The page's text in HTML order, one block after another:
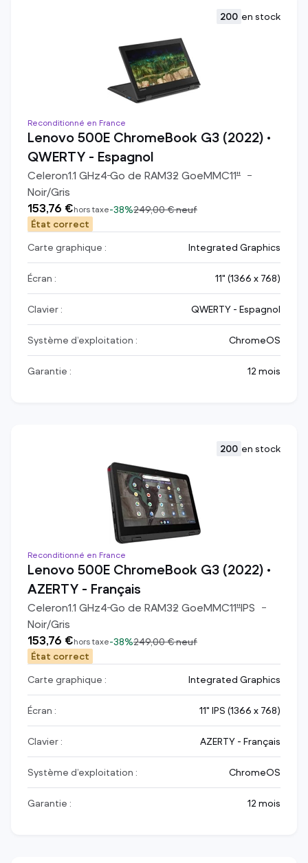
200 en stock
Reconditionné en France
Lenovo 500E ChromeBook G3 (2022) •
QWERTY - Espagnol
Celeron1.1 GHz4Go de RAM32 GoeMMC11"
Noir/Gris
153,76 €hors taxe-38%249,00 €neuf
État correct
Carte graphique :
Integrated Graphics
Écran : 11" (1366 x 768)
Clavier : QWERTY - Espagnol
Système d’exploitation : ChromeOS
Garantie : 12 mois
200 en stock
Reconditionné en France
Lenovo 500E ChromeBook G3 (2022) •
AZERTY - Français
Celeron1.1 GHz4Go de RAM32 GoeMMC11"IPS
Noir/Gris
153,76 €hors taxe-38%249,00 €neuf
État correct
Carte graphique :
Integrated Graphics
Écran : 11" IPS (1366 x 768)
Clavier : AZERTY - Français
Système d’exploitation : ChromeOS
Garantie : 12 mois